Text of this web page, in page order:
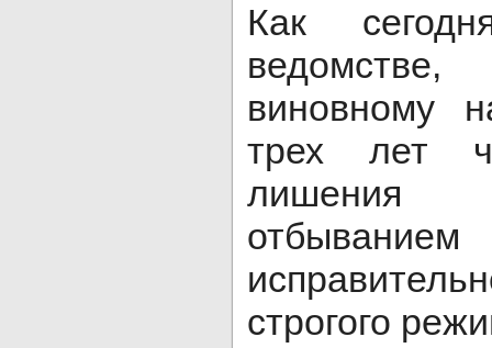
Как
виновному
трех лет
строгого